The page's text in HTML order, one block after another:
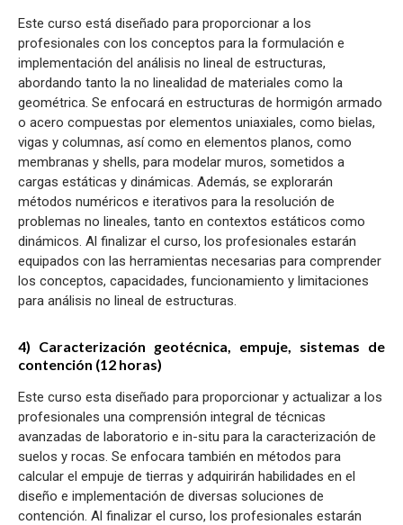
Este curso está diseñado para proporcionar a los
profesionales con los conceptos para la formulación e
implementación del análisis no lineal de estructuras,
abordando tanto la no linealidad de materiales como la
geométrica. Se enfocará en estructuras de hormigón armado
o acero compuestas por elementos uniaxiales, como bielas,
vigas y columnas, así como en elementos planos, como
membranas y shells, para modelar muros, sometidos a
cargas estáticas y dinámicas. Además, se explorarán
métodos numéricos e iterativos para la resolución de
problemas no lineales, tanto en contextos estáticos como
dinámicos. Al finalizar el curso, los profesionales estarán
equipados con las herramientas necesarias para comprender
los conceptos, capacidades, funcionamiento y limitaciones
para análisis no lineal de estructuras.
4) Caracterización geotécnica, empuje, sistemas de
contención (12 horas)
Este curso esta diseñado para proporcionar y actualizar a los
profesionales una comprensión integral de técnicas
avanzadas de laboratorio e in-situ para la caracterización de
suelos y rocas. Se enfocara también en métodos para
calcular el empuje de tierras y adquirirán habilidades en el
diseño e implementación de diversas soluciones de
contención. Al finalizar el curso, los profesionales estarán